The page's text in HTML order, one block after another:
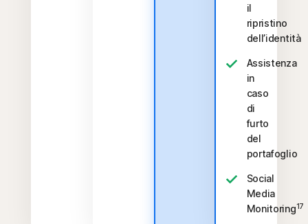
il
ripristino
dell’identità
Assistenza
in
caso
di
furto
del
portafoglio
Social
Media
Monitoring17